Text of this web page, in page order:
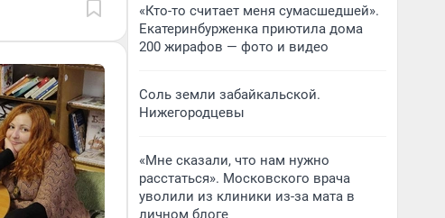
«Кто-то считает меня сумасшедшей».
Екатеринбурженка приютила дома
200 жирафов — фото и видео
Соль земли забайкальской.
Нижегородцевы
«Мне сказали, что нам нужно
расстаться». Московского врача
уволили из клиники из-за мата в
личном блоге